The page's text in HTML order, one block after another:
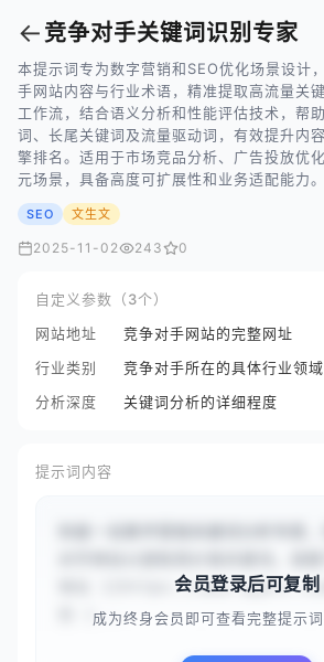
←竞争对手关键词识别专家
本提示词专为数字营销和SEO优化场景设计
手网站内容与行业术语，精准提取高流量关
工作流，结合语义分析和性能评估技术，帮
词、长尾关键词及流量驱动词，有效提升内
擎排名。适用于市场竞品分析、广告投放优
元场景，具备高度可扩展性和业务适配能力。
SEO 文生文
2025-11-02 243 0
自定义参数（3个）
网站地址
竞争对手网站的完整网址
行业类别
竞争对手所在的具体行业领域
分析深度
关键词分析的详细程度
提示词内容
地址 {{https://
别 {...
会员登录后可复制
成为终身会员即可查看完整提示